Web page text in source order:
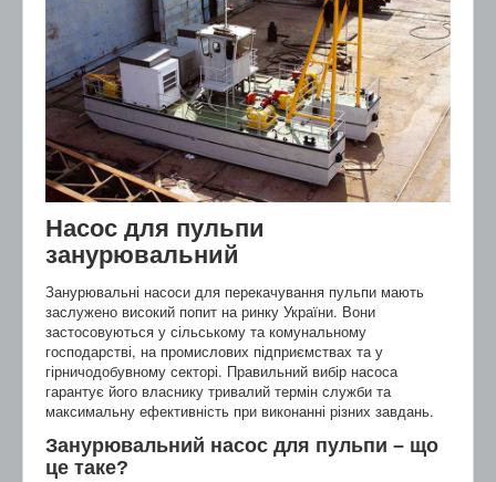
Насос для пульпи
занурювальний
Занурювальні насоси для перекачування пульпи мають
заслужено високий попит на ринку України. Вони
застосовуються у сільському та комунальному
господарстві, на промислових підприємствах та у
гірничодобувному секторі. Правильний вибір насоса
гарантує його власнику тривалий термін служби та
максимальну ефективність при виконанні різних завдань.
Занурювальний насос для пульпи – що
це таке?